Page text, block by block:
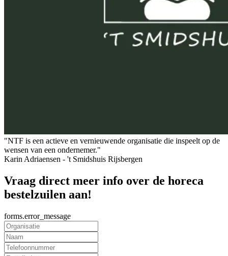
"NTF is een actieve en vernieuwende organisatie die inspeelt op de
wensen van een ondernemer."
Karin Adriaensen - 't Smidshuis Rijsbergen
Vraag direct meer info over de horeca
bestelzuilen aan!
forms.error_message